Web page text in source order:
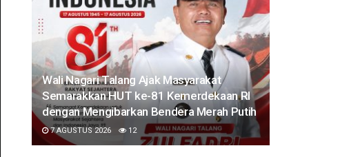
Wali Nagari Talang Ajak Masyarakat
Semarakkan HUT ke-81 Kemerdekaan RI
dengan Mengibarkan Bendera Merah Putih
7 AGUSTUS 2026 12